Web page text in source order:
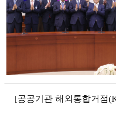
[공공기관 해외통합거점